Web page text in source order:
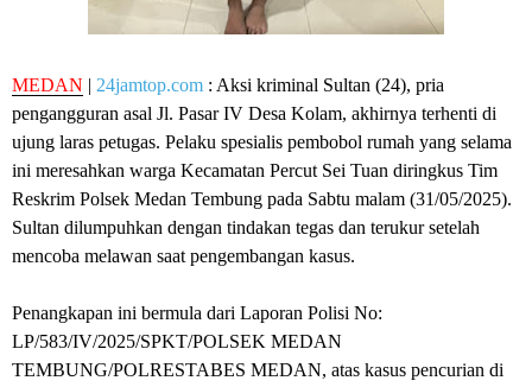
MEDAN | 24jamtop.com : Aksi kriminal Sultan (24), pria
pengangguran asal Jl. Pasar IV Desa Kolam, akhirnya terhenti di
ujung laras petugas. Pelaku spesialis pembobol rumah yang selama
ini meresahkan warga Kecamatan Percut Sei Tuan diringkus Tim
Reskrim Polsek Medan Tembung pada Sabtu malam (31/05/2025).
Sultan dilumpuhkan dengan tindakan tegas dan terukur setelah
mencoba melawan saat pengembangan kasus.
Penangkapan ini bermula dari Laporan Polisi No:
LP/583/IV/2025/SPKT/POLSEK MEDAN
TEMBUNG/POLRESTABES MEDAN, atas kasus pencurian di